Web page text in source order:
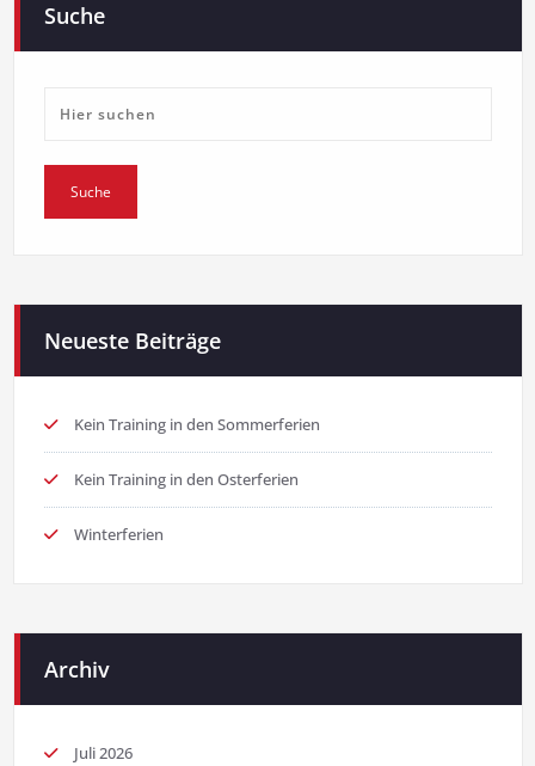
Suche
Neueste Beiträge
Kein Training in den Sommerferien
Kein Training in den Osterferien
Winterferien
Archiv
Juli 2026